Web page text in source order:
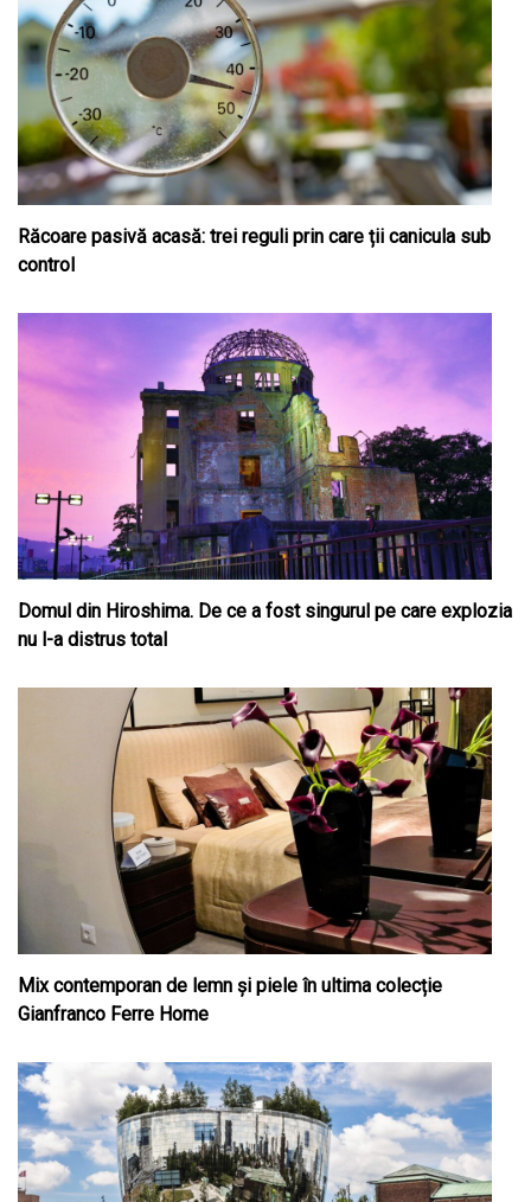
Răcoare pasivă acasă: trei reguli prin care ții canicula sub
control
Domul din Hiroshima. De ce a fost singurul pe care explozia
nu l-a distrus total
Mix contemporan de lemn şi piele în ultima colecție
Gianfranco Ferre Home